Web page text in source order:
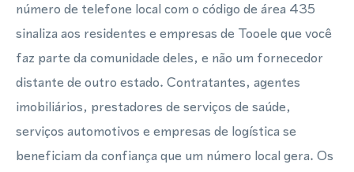
número de telefone local com o código de área 435
sinaliza aos residentes e empresas de Tooele que você
faz parte da comunidade deles, e não um fornecedor
distante de outro estado. Contratantes, agentes
imobiliários, prestadores de serviços de saúde,
serviços automotivos e empresas de logística se
beneficiam da confiança que um número local gera. Os